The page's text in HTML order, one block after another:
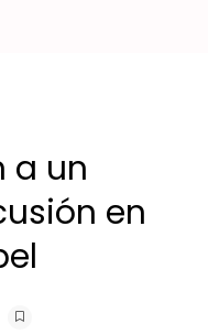
a un
en